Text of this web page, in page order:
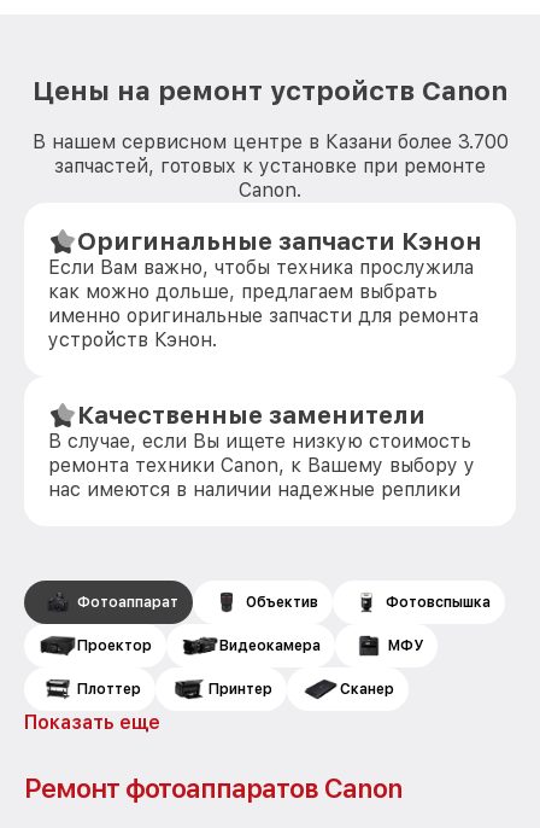
Цены на ремонт устройств Canon
В нашем сервисном центре в Казани более 3.700
запчастей, готовых к установке при ремонте
Canon.
Оригинальные запчасти Кэнон
Если Вам важно, чтобы техника прослужила
как можно дольше, предлагаем выбрать
именно оригинальные запчасти для ремонта
устройств Кэнон.
Качественные заменители
В случае, если Вы ищете низкую стоимость
ремонта техники Canon, к Вашему выбору у
нас имеются в наличии надежные реплики
Фотоаппарат Объектив Фотовспышка
Проектор Видеокамера МФУ
Плоттер Принтер Сканер
Показать еще
Ремонт фотоаппаратов Canon